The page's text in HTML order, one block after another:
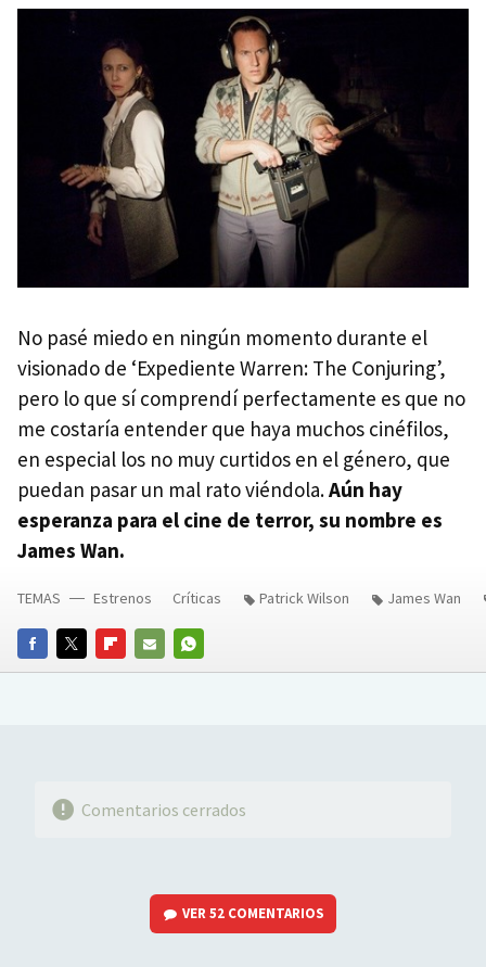
No pasé miedo en ningún momento durante el
visionado de ‘Expediente Warren: The Conjuring’,
pero lo que sí comprendí perfectamente es que no
me costaría entender que haya muchos cinéfilos,
en especial los no muy curtidos en el género, que
puedan pasar un mal rato viéndola.Aún hay
esperanza para el cine de terror, su nombre es
James Wan.
FACEBOOKTWITTERFLIPBOARD
E-
WHATSAPP
TEMAS Estrenos Críticas Patrick Wilson James Wan
Comentarios cerrados
VER52 COMENTARIOS